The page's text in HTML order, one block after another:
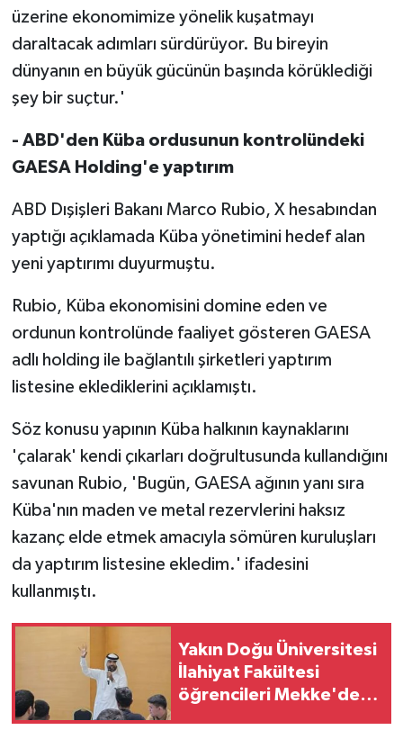
üzerine ekonomimize yönelik kuşatmayı
daraltacak adımları sürdürüyor. Bu bireyin
dünyanın en büyük gücünün başında körüklediği
şey bir suçtur.'
- ABD'den Küba ordusunun kontrolündeki
GAESA Holding'e yaptırım
ABD Dışişleri Bakanı Marco Rubio, X hesabından
yaptığı açıklamada Küba yönetimini hedef alan
yeni yaptırımı duyurmuştu.
Rubio, Küba ekonomisini domine eden ve
ordunun kontrolünde faaliyet gösteren GAESA
adlı holding ile bağlantılı şirketleri yaptırım
listesine eklediklerini açıklamıştı.
Söz konusu yapının Küba halkının kaynaklarını
'çalarak' kendi çıkarları doğrultusunda kullandığını
savunan Rubio, 'Bugün, GAESA ağının yanı sıra
Küba'nın maden ve metal rezervlerini haksız
kazanç elde etmek amacıyla sömüren kuruluşları
da yaptırım listesine ekledim.' ifadesini
kullanmıştı.
Yakın Doğu Üniversitesi
İlahiyat Fakültesi
öğrencileri Mekke'de